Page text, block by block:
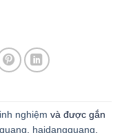
nghiệm và được gắn
haidangquang